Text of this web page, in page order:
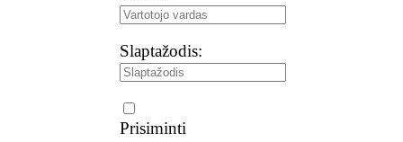
Slaptažodis:
Prisiminti